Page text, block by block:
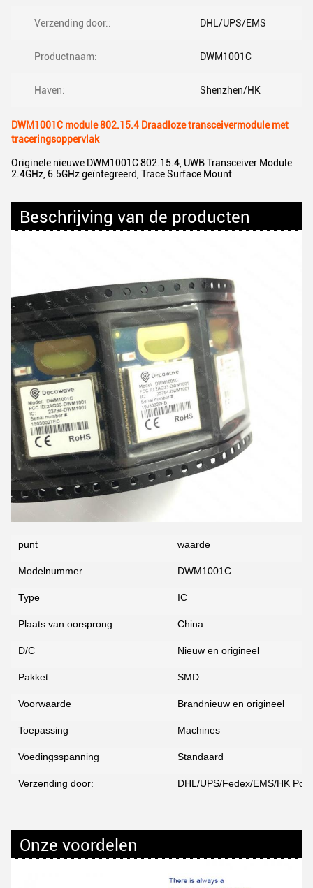
Verzending door:: DHL/UPS/EMS
Productnaam: DWM1001C
Haven: Shenzhen/HK
DWM1001C module 802.15.4 Draadloze transceivermodule met
traceringsoppervlak
Originele nieuwe DWM1001C 802.15.4, UWB Transceiver Module
2.4GHz, 6.5GHz geïntegreerd, Trace Surface Mount
Beschrijving van de producten
punt waarde
Modelnummer DWM1001C
Type IC
Plaats van oorsprong China
D/C Nieuw en origineel
Pakket SMD
Voorwaarde Brandnieuw en origineel
Toepassing Machines
Voedingsspanning Standaard
Verzending door: DHL/UPS/Fedex/EMS/HK Post
Onze voordelen